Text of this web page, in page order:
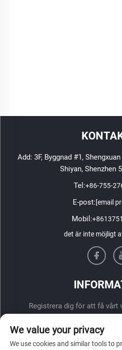
Add: 3F, Byggnad #1,
Shiyan, Shenzhen
Tel:+86-755-
E-post:[email
Mobil:
det är inte möjligt
Registrera dig för att få vårt
We value your privacy
We use cookies and similar tools to